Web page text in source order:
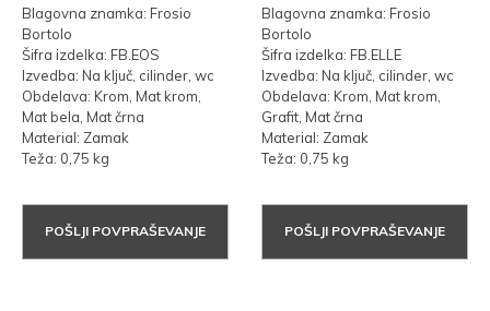
Blagovna znamka: Frosio
Bortolo
Šifra izdelka: FB.EOS
Izvedba: Na ključ, cilinder, wc
Obdelava: Krom, Mat krom,
Mat bela, Mat črna
Material: Zamak
Teža: 0,75 kg
POŠLJI POVPRAŠEVANJE
Blagovna znamka: Frosio
Bortolo
Šifra izdelka: FB.ELLE
Izvedba: Na ključ, cilinder, wc
Obdelava: Krom, Mat krom,
Grafit, Mat črna
Material: Zamak
Teža: 0,75 kg
POŠLJI POVPRAŠEVANJE